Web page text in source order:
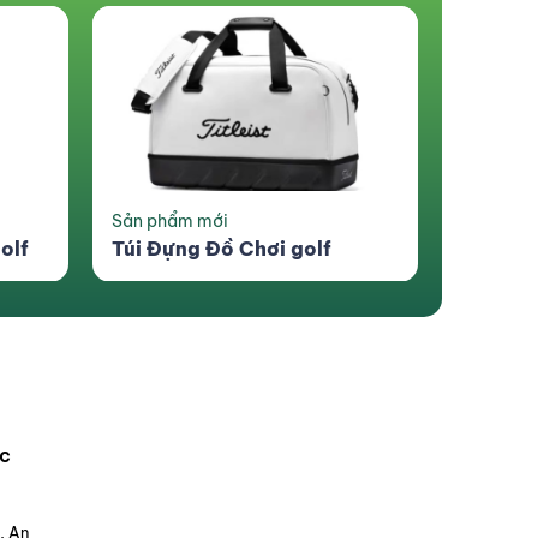
tiếp vào số
đơn hàng
Sản phẩm mới
Túi Đựng Đồ Chơi golf
An